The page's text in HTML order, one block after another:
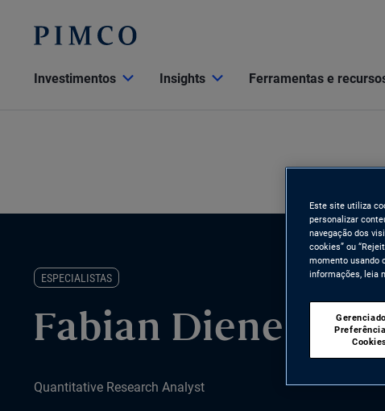
Investimentos Insights Ferramentas e
ESPECIALISTAS
Fabian
Quantitative Research Analyst
Este site utiliza
personalizar
navegação dos
cookies” ou
momento usando
informações, leia